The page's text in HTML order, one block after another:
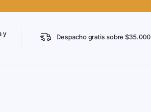
y
Despacho gratis sobre $35.000